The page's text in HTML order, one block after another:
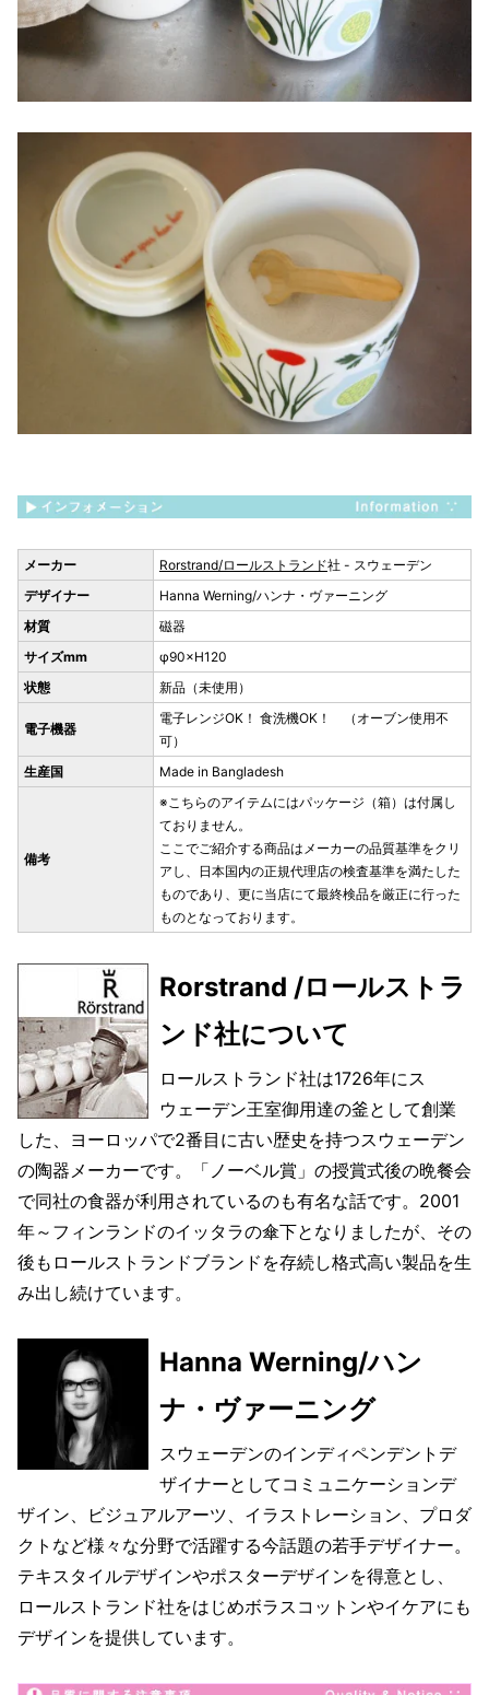
メーカー Rorstrand/ロールストランド社 - スウェーデン
デザイナー
Hanna Werning/ハンナ・ヴァーニング
材質
磁器
サイズmm
φ90×H120
状態
新品（未使用）
電子機器
電子レンジOK！ 食洗機OK！ （オーブン使用不
可）
生産国
Made in Bangladesh
備考
※こちらのアイテムにはパッケージ（箱）は付属し
ておりません。
ここでご紹介する商品はメーカーの品質基準をクリ
アし、日本国内の正規代理店の検査基準を満たした
ものであり、更に当店にて最終検品を厳正に行った
ものとなっております。
Rorstrand /ロールストラ
ンド社について
ロールストランド社は1726年にス
ウェーデン王室御用達の釜として創業
した、ヨーロッパで2番目に古い歴史を持つスウェーデン
の陶器メーカーです。「ノーベル賞」の授賞式後の晩餐会
で同社の食器が利用されているのも有名な話です。2001
年～フィンランドのイッタラの傘下となりましたが、その
後もロールストランドブランドを存続し格式高い製品を生
み出し続けています。
Hanna Werning/ハン
ナ・ヴァーニング
スウェーデンのインディペンデントデ
ザイナーとしてコミュニケーションデ
ザイン、ビジュアルアーツ、イラストレーション、プロダ
クトなど様々な分野で活躍する今話題の若手デザイナー。
テキスタイルデザインやポスターデザインを得意とし、
ロールストランド社をはじめボラスコットンやイケアにも
デザインを提供しています。